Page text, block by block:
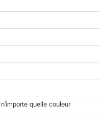
quelle couleur